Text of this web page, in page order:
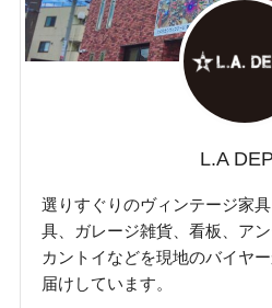
L.A
選りすぐりのヴィンテージ家
具、ガレージ雑貨、看板、ア
カントイなどを現地のバイヤ
届けしています。